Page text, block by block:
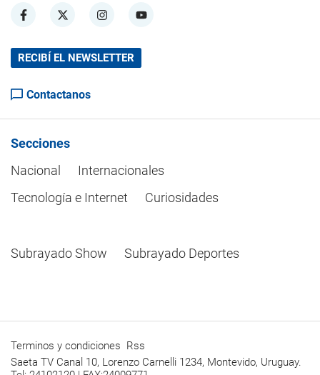
RECIBÍ EL NEWSLETTER
Contactanos
Secciones
Nacional
Internacionales
Tecnología e Internet
Curiosidades
Subrayado Show Subrayado Deportes
Terminos y condiciones Rss
Saeta TV Canal 10, Lorenzo Carnelli 1234, Montevido, Uruguay.